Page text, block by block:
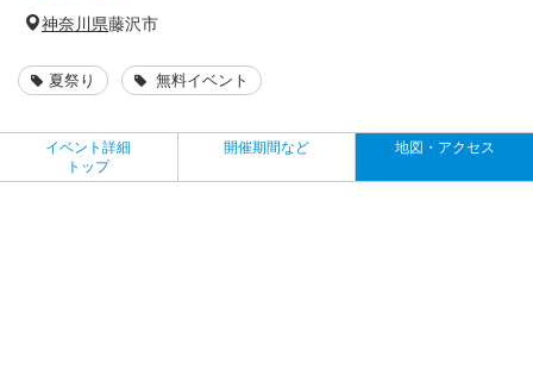
神奈川県藤沢市
夏祭り 無料イベント
イベント詳細
トップ
開催期間など 地図・アクセス